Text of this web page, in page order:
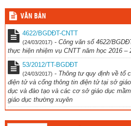
VĂN BẢN
4622/BGDĐT-CNTT
(24/03/2017) - Công văn số 4622/
thực hiện nhiệm vụ CNTT năm học 2016 –
53/2012/TT-BGDĐT
(24/03/2017) - Thông tư quy định về tổ
điện tử và cổng thông tin điện tử tại sở
dục và đào tạo và các cơ sở giáo dục
giáo dục thường xuyên